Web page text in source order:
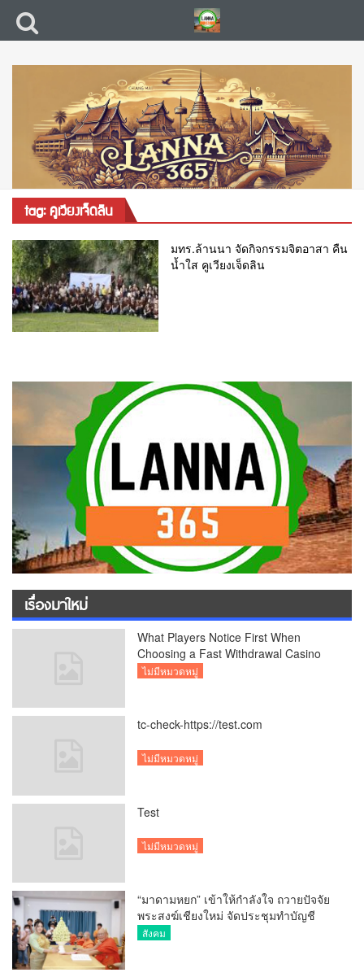
tag: คูเวียงเจ็ดลิน
มทร.ล้านนา จัดกิจกรรมจิตอาสา คืน
น้ำใส คูเวียงเจ็ดลิน
เรื่องมาใหม่
What Players Notice First When
Choosing a Fast Withdrawal Casino
UK
ไม่มีหมวดหมู่
tc-check-https://test.com
ไม่มีหมวดหมู่
Test
ไม่มีหมวดหมู่
“มาดามหยก” เข้าให้กำลังใจ ถวายปัจจัย
พระสงฆ์เชียงใหม่ จัดประชุมทำบัญชี
รายรับรายจ่ายของวัด กว่า 300 รูป ที่วัด
สังคม